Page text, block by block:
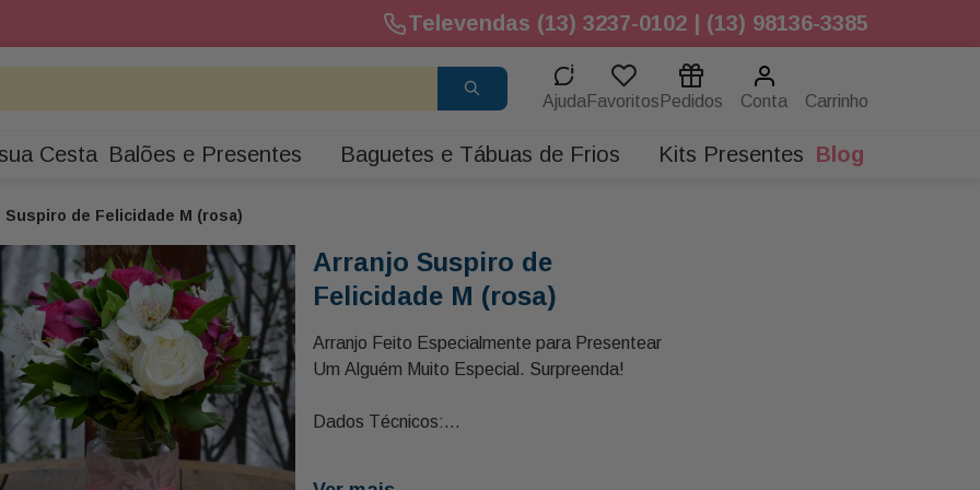
Televendas (13) 3237-0102 | (13) 98136-3385
Ajuda Favoritos Pedidos Conta
Cesta Balões e Presentes Baguetes e Tábuas de Frios Kits Presentes Blog
Suspiro de Felicidade M (rosa)
Arranjo Suspiro de
Felicidade M (rosa)
Arranjo Feito Especialmente para Presentear
Um Alguém Muito Especial. Surpreenda!
Dados Técnicos: